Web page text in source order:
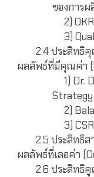
ของการผ
2)
3)
2.4 ประสิทธิ
ผลลัพธ์ที่มีคุณค่า
1) Dr.
Strategy
2)
3)
2.5 ประสิทธิ
ผลลัพธ์ที่เลอค่า
2.6 ประสิทธิ